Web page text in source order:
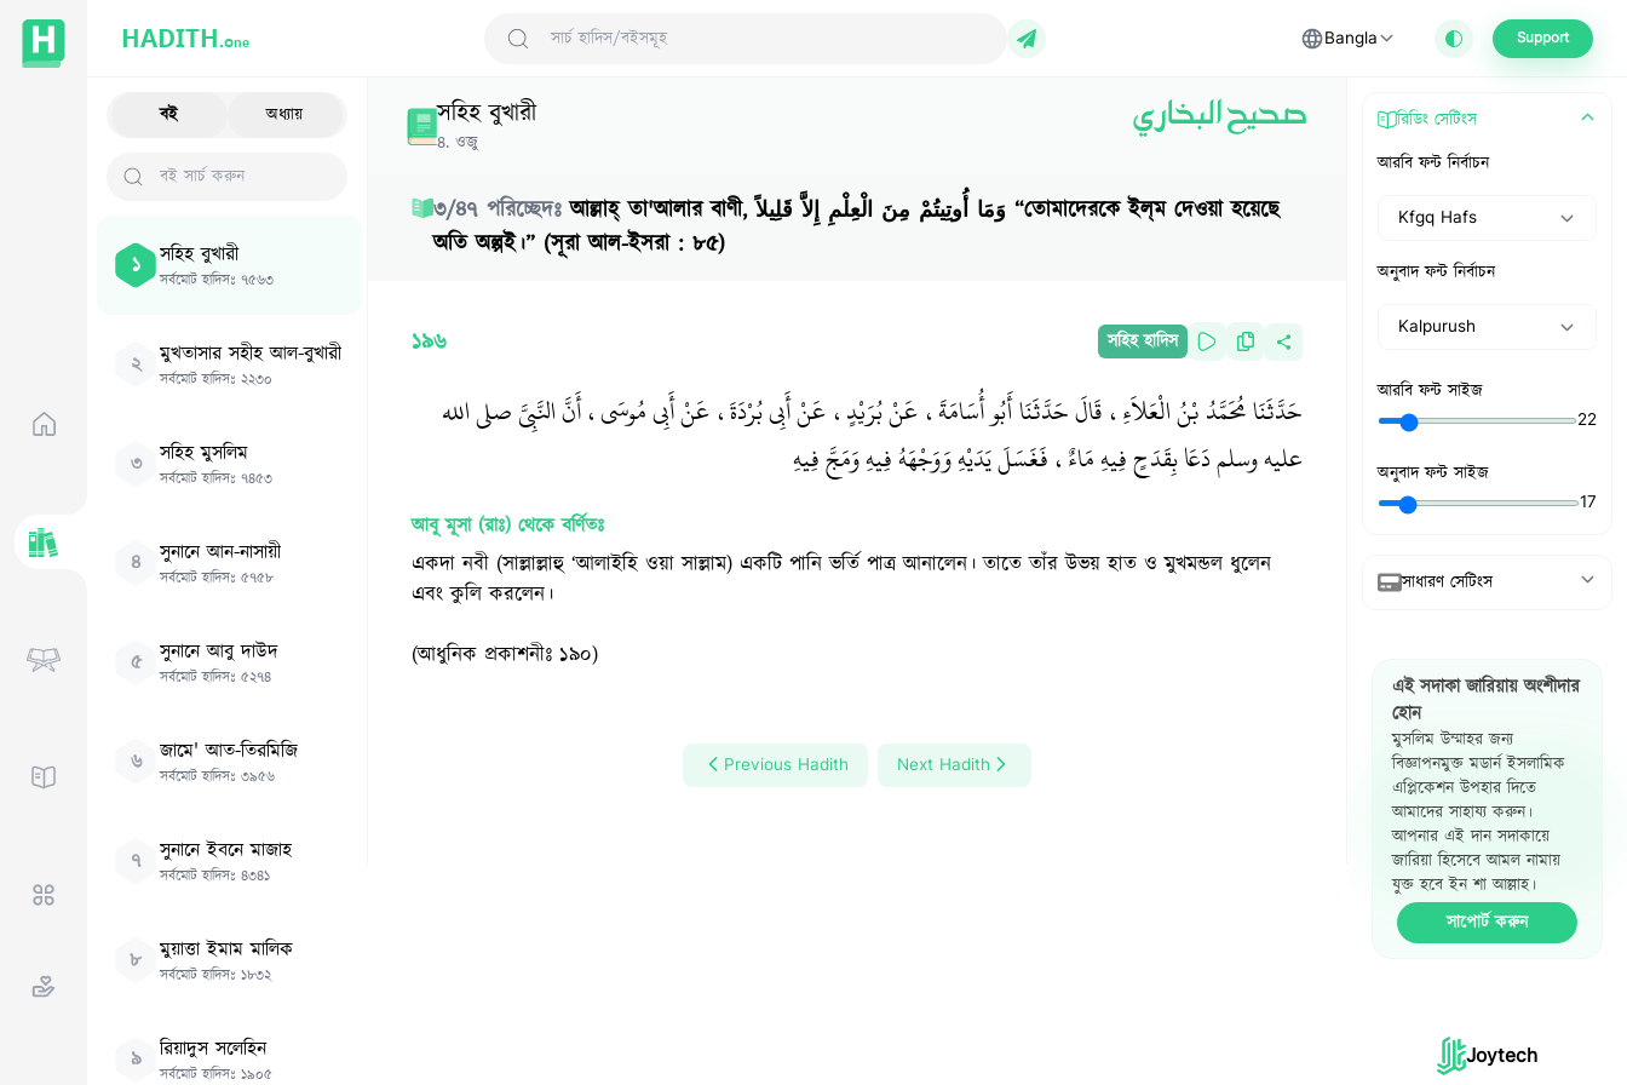
HADITH.One Search Hadith/Books Bangla Support
বই অধ্যায়
১ সহিহ বুখারী
সর্বমোট হাদিসঃ ৭৫৬৩
২ মুখতাসার সহীহ আল-বুখারী
সর্বমোট হাদিসঃ ২২৩০
৩ সহিহ মুসলিম
সর্বমোট হাদিসঃ ৭৪৫৩
৪ সুনানে আন-নাসায়ী
সর্বমোট হাদিসঃ ৫৭৫৮
৫ সুনানে আবু দাউদ
সর্বমোট হাদিসঃ ৫২৭৪
৬ জামে' আত-তিরমিজি
সর্বমোট হাদিসঃ ৩৯৫৬
৭ সুনানে ইবনে মাজাহ
সর্বমোট হাদিসঃ ৪৩৪১
৮ মুয়াত্তা ইমাম মালিক
সর্বমোট হাদিসঃ ১৮৩২
৯ রিয়াদুস সলেহিন
সর্বমোট হাদিসঃ ১৯০৫
সহিহ বুখারী
৪.ওজু
صحيح البخاري
৩/৪৭ পরিচ্ছেদঃ আল্লাহ্‌ তা'আলার বাণী, وَمَا أُوتِيتُمْ مِنَ الْعِلْمِ إِلاَّ قَلِيلاً “তোমাদেরকে ইল্‌ম দেওয়া হয়েছে
অতি অল্পই।” (সূরা আল-ইসরা : ৮৫)
১৯৬ সহিহ হাদিস
حَدَّثَنَا مُحَمَّدُ بْنُ الْعَلاَءِ، قَالَ حَدَّثَنَا أَبُو أُسَامَةَ، عَنْ بُرَيْدٍ، عَنْ أَبِي بُرْدَةَ، عَنْ أَبِي مُوسَى، أَنَّ النَّبِيَّ صلى الله
عليه وسلم دَعَا بِقَدَحٍ فِيهِ مَاءٌ، فَغَسَلَ يَدَيْهِ وَوَجْهَهُ فِيهِ وَمَجَّ فِيهِ
আবূ মূসা (রাঃ) থেকে বর্ণিতঃ
একদা নবী (সাল্লাল্লাহু ‘আলাইহি ওয়া সাল্লাম) একটি পানি ভর্তি পাত্র আনালেন। তাতে তাঁর উভয় হাত ও মুখমন্ডল ধুলেন
এবং কুলি করলেন।
(আধুনিক প্রকাশনীঃ ১৯০)
Previous Hadith Next Hadith
রিডিং সেটিংস
আরবি ফন্ট নির্বাচন
Kfgq Hafs
অনুবাদ ফন্ট নির্বাচন
Kalpurush
আরবি ফন্ট সাইজ
22
অনুবাদ ফন্ট সাইজ
17
সাধারণ সেটিংস
অনুবাদ দেখান
রেফারেন্স দেখান
হাদিস পাশাপাশি
দেখান
এই সদাকা জারিয়ায় অংশীদার
হোন
মুসলিম উম্মাহর জন্য
বিজ্ঞাপনমুক্ত মডার্ন ইসলামিক
এপ্লিকেশন উপহার দিতে
আমাদের সাহায্য করুন।
আপনার এই দান সদাকায়ে
জারিয়া হিসেবে আমল নামায়
যুক্ত হবে ইন শা আল্লাহ।
সাপোর্ট করুন
Joytech